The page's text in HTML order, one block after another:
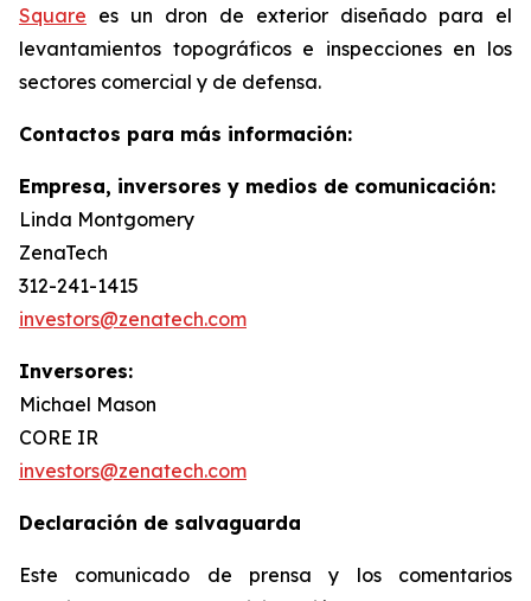
Square es un dron de exterior diseñado para el
levantamientos topográficos e inspecciones en los
sectores comercial y de defensa.
Contactos para más información:
Empresa, inversores y medios de comunicación:
Linda Montgomery
ZenaTech
312-241-1415
investors@zenatech.com
Inversores:
Michael Mason
CORE IR
investors@zenatech.com
Declaración de salvaguarda
Este comunicado de prensa y los comentarios